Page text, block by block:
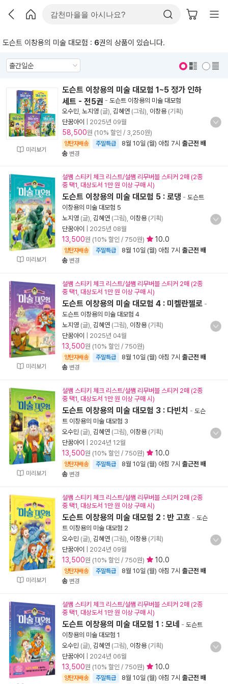
도슨트 이창용의 미술 대모험 : 6권의 상품이 있습니다.
미리보기
도슨트 이창용의 미술 대모험 1~5 정가 인하
세트 - 전5권 - 도슨트 이창용의 미술 대모험
오수민 노지영 (글), 김혜연 (그림), 이창용(기획)
단꿈아이
2025년 09월
58,500원 (10% 할인 / 3,250원)
양탄자배송 주말특급 8월 10일 (월) 아침 7시 출근전 배
송 변경
미리보기
설쌤 스티키 체크 리스트/설쌤 리무버블 스티커 2매 (2종
중 택1, 대상도서 1만 원 이상 구매 시)
도슨트 이창용의 미술 대모험 5 : 로댕 - 도슨트
이창용의 미술 대모험 5
노지영 (글), 김혜연 (그림), 이창용(기획)
단꿈아이
2025년 08월
13,500원 (10% 할인 / 750원) 10.0
양탄자배송 주말특급 8월 10일 (월) 아침 7시 출근전 배
송 변경
미리보기
설쌤 스티키 체크 리스트/설쌤 리무버블 스티커 2매 (2종
중 택1, 대상도서 1만 원 이상 구매 시)
도슨트 이창용의 미술 대모험 4 : 미켈란젤로 -
도슨트 이창용의 미술 대모험 4
노지영 (글), 김혜연 (그림), 이창용(기획)
단꿈아이
2025년 04월
13,500원 (10% 할인 / 750원)
양탄자배송 주말특급 8월 10일 (월) 아침 7시 출근전 배
송 변경
미리보기
설쌤 스티키 체크 리스트/설쌤 리무버블 스티커 2매 (2종
중 택1, 대상도서 1만 원 이상 구매 시)
도슨트 이창용의 미술 대모험 3 : 다빈치 - 도슨
트 이창용의 미술 대모험 3
오수민 (글), 김혜연 (그림), 이창용(기획)
단꿈아이
2024년 12월
13,500원 (10% 할인 / 750원) 10.0
양탄자배송 주말특급 8월 10일 (월) 아침 7시 출근전 배
송 변경
미리보기
설쌤 스티키 체크 리스트/설쌤 리무버블 스티커 2매 (2종
중 택1, 대상도서 1만 원 이상 구매 시)
도슨트 이창용의 미술 대모험 2 : 반 고흐 - 도슨
트 이창용의 미술 대모험 2
오수민 (글), 김혜연 (그림), 이창용(기획)
단꿈아이
2024년 09월
13,500원 (10% 할인 / 750원) 10.0
양탄자배송 주말특급 8월 10일 (월) 아침 7시 출근전 배
송 변경
설쌤 스티키 체크 리스트/설쌤 리무버블 스티커 2매 (2종
중 택1, 대상도서 1만 원 이상 구매 시)
도슨트 이창용의 미술 대모험 1 : 모네 - 도슨트
이창용의 미술 대모험 1
오수민 (글), 김혜연 (그림), 이창용(기획)
단꿈아이
2024년 06월
13,500원 (10% 할인 / 750원) 10.0
양탄자배송 주말특급 8월 10일 (월) 아침 7시 출근전 배